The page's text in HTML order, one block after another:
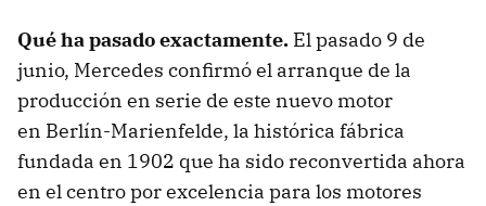
Qué ha pasado exactamente. El pasado 9 de
junio, Mercedes confirmó el arranque de la
producción en serie de este nuevo motor
en Berlín-Marienfelde, la histórica fábrica
fundada en 1902 que ha sido reconvertida ahora
en el centro por excelencia para los motores